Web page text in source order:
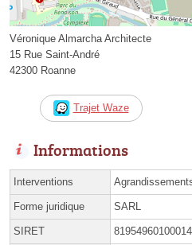
Véronique Almarcha Architecte
15 Rue Saint-André
42300 Roanne
Trajet Waze
Informations
Interventions
Forme juridique SARL
SIRET 81954960100014